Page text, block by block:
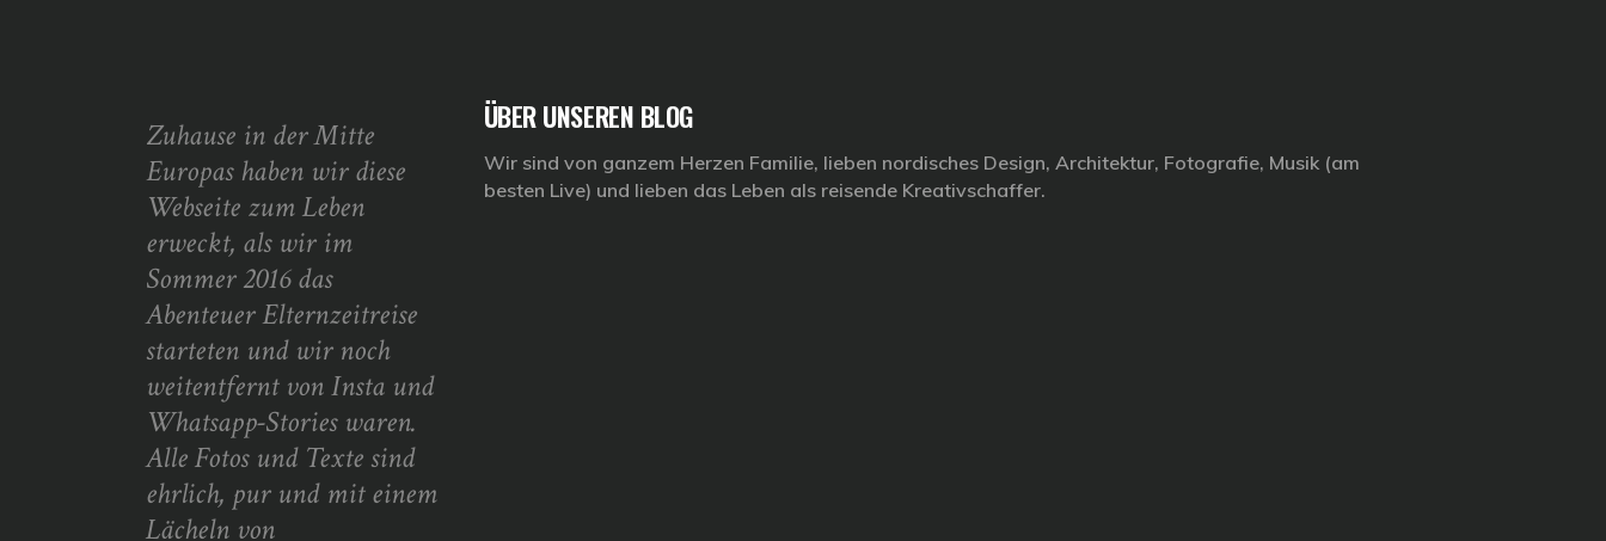
Zuhause in der Mitte
Europas haben wir diese
Webseite zum Leben
erweckt, als wir im
Sommer 2016 das
Abenteuer Elternzeitreise
starteten und wir noch
weitentfernt von Insta und
Whatsapp-Stories waren.
Alle Fotos und Texte sind
ehrlich, pur und mit einem
Lächeln von
ÜBER UNSEREN BLOG
Wir sind von ganzem Herzen Familie, lieben nordisches Design, Architektur, Fotografie, Musik (am
besten Live) und lieben das Leben als reisende Kreativschaffer.